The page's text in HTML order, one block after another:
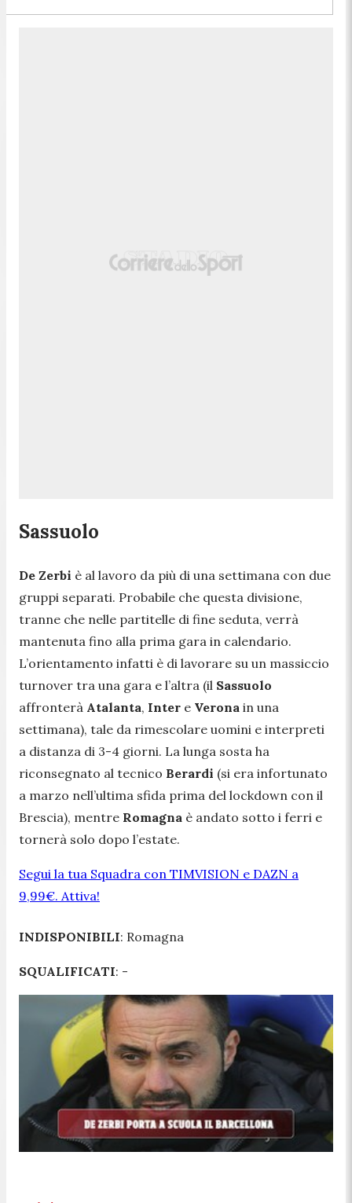
Sassuolo
De Zerbi è al lavoro da più di una settimana con due
gruppi separati. Probabile che questa divisione,
tranne che nelle partitelle di fine seduta, verrà
mantenuta fino alla prima gara in calendario.
L’orientamento infatti è di lavorare su un massiccio
turnover tra una gara e l’altra (il Sassuolo
affronterà Atalanta, Inter e Verona in una
settimana), tale da rimescolare uomini e interpreti
a distanza di 3-4 giorni. La lunga sosta ha
riconsegnato al tecnico Berardi (si era infortunato
a marzo nell’ultima sfida prima del lockdown con il
Brescia), mentre Romagna è andato sotto i ferri e
tornerà solo dopo l’estate.
Segui la tua Squadra con TIMVISION e DAZN a
9,99€. Attiva!
INDISPONIBILI: Romagna
SQUALIFICATI: -